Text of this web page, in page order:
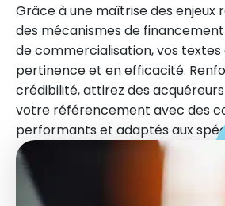
Grâce à une maîtrise des enjeux
des mécanismes de
de commercialisation, vos
pertinence et en efficacité.
crédibilité, attirez des
votre référencement avec des
performants et adaptés aux